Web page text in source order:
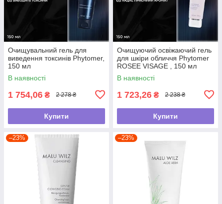
Очищувальний гель для
виведення токсинів Phytomer,
150 мл
В наявності
1 754,06 ₴ 2 278 ₴
Купити
Очищуючий освіжаючий гель
для шкіри обличчя Phytomer
ROSEE VISAGE , 150 мл
В наявності
1 723,26 ₴ 2 238 ₴
Купити
–23% –23%